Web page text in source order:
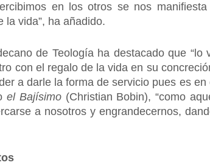
en los otros se nos
la vida”, ha añadido.
de Teología ha destacado que
con el regalo de la vida en su
a darle la forma de servicio pues es
el Bajísimo(Christian Bobin), “como
a nosotros y engrandecernos,